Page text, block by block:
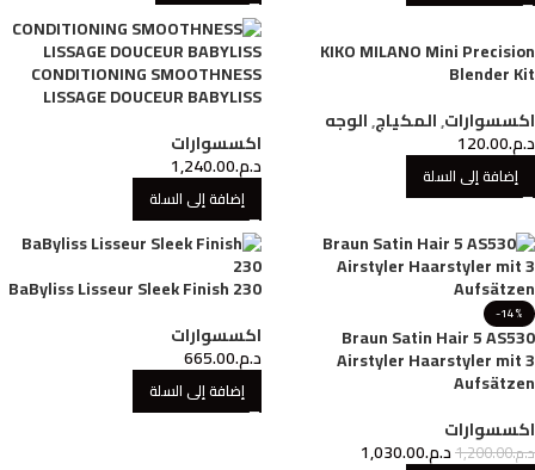
KIKO MILANO Mini Precision
Blender Kit
اكسسوارات,المكياج,الوجه
د.م.120.00
إضافة إلى السلة
CONDITIONING SMOOTHNESS
LISSAGE DOUCEUR BABYLISS
اكسسوارات
د.م.1,240.00
إضافة إلى السلة
-14%
Braun Satin Hair 5 AS530
Airstyler Haarstyler mit 3
Aufsätzen
اكسسوارات
د.م.1,200.00د.م.1,030.00
BaByliss Lisseur Sleek Finish 230
اكسسوارات
د.م.665.00
إضافة إلى السلة